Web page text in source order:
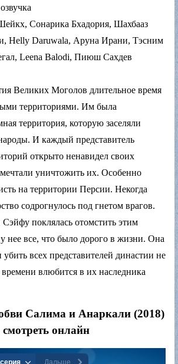
Сонарика Бхадория, Шахбааз
Helly Daruwala, Аруна Ирани, Тэсним
Leena Balodi, Пиюш Сахдев
Великих Моголов длительное время
территориями. Им была
территория, которую заселяли
И каждый представитель
открыто ненавидел своих
уничтожить их. Особенно
на территории Персии. Некогда
содрогнулось под гнетом врагов.
поклялась отомстить этим
нее все, что было дорого в жизни. Она
всех представителей династии не
времени влюбится в их наследника
Салима и Анаркали (2018)
смотреть онлайн